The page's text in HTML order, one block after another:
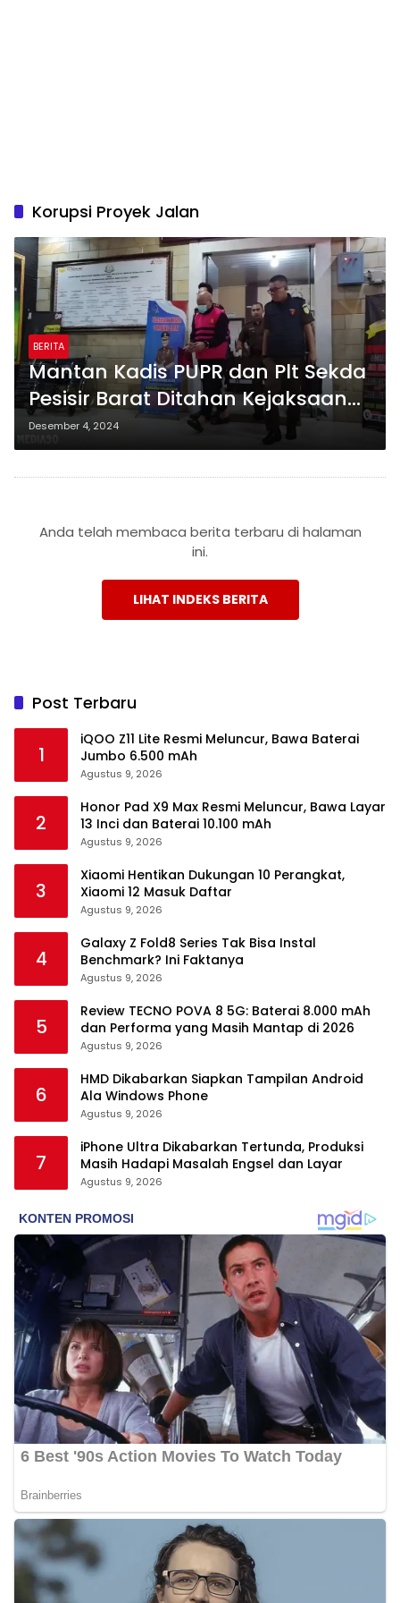
Korupsi Proyek Jalan
BERITA
Mantan Kadis PUPR dan Plt Sekda
Pesisir Barat Ditahan Kejaksaan
karena Korupsi Proyek Jalan
Rp1,88 Miliar Bersama Anggota
DPRD
Desember 4, 2024
Anda telah membaca berita terbaru di halaman
ini.
LIHAT INDEKS BERITA
Post Terbaru
1
iQOO Z11 Lite Resmi Meluncur, Bawa Baterai
Jumbo 6.500 mAh
Agustus 9, 2026
2
Honor Pad X9 Max Resmi Meluncur, Bawa Layar
13 Inci dan Baterai 10.100 mAh
Agustus 9, 2026
3
Xiaomi Hentikan Dukungan 10 Perangkat,
Xiaomi 12 Masuk Daftar
Agustus 9, 2026
4
Galaxy Z Fold8 Series Tak Bisa Instal
Benchmark? Ini Faktanya
Agustus 9, 2026
5
Review TECNO POVA 8 5G: Baterai 8.000 mAh
dan Performa yang Masih Mantap di 2026
Agustus 9, 2026
6
HMD Dikabarkan Siapkan Tampilan Android
Ala Windows Phone
Agustus 9, 2026
7
iPhone Ultra Dikabarkan Tertunda, Produksi
Masih Hadapi Masalah Engsel dan Layar
Agustus 9, 2026